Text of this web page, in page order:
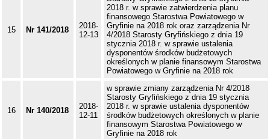
15 Nr 141/2018
2018-
12-13
2018 r. w sprawie zatwierdzenia planu
finansowego Starostwa Powiatowego w
Gryfinie na 2018 rok oraz zarządzenia Nr
4/2018 Starosty Gryfińskiego z dnia 19
stycznia 2018 r. w sprawie ustalenia
dysponentów środków budżetowych
określonych w planie finansowym Starostwa
Powiatowego w Gryfinie na 2018 rok
16 Nr 140/2018
2018-
12-11
w sprawie zmiany zarządzenia Nr 4/2018
Starosty Gryfińskiego z dnia 19 stycznia
2018 r. w sprawie ustalenia dysponentów
środków budżetowych określonych w planie
finansowym Starostwa Powiatowego w
Gryfinie na 2018 rok